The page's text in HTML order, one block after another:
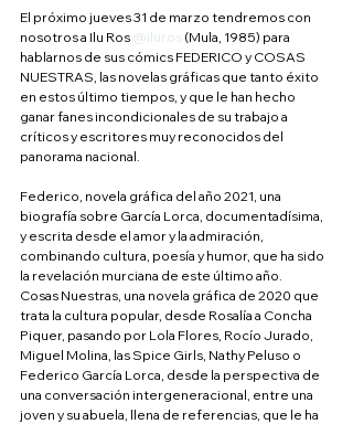
El próximo jueves 31 de marzo tendremos con
nosotros a Ilu Ros @iluros (Mula, 1985) para
hablarnos de sus cómics FEDERICO y COSAS
NUESTRAS, las novelas gráficas que tanto éxito
en estos último tiempos, y que le han hecho
ganar fanes incondicionales de su trabajo a
críticos y escritores muy reconocidos del
panorama nacional.
Federico, novela gráfica del año 2021, una
biografía sobre García Lorca, documentadísima,
y escrita desde el amor y la admiración,
combinando cultura, poesía y humor, que ha sido
la revelación murciana de este último año.
Cosas Nuestras, una novela gráfica de 2020 que
trata la cultura popular, desde Rosalía a Concha
Piquer, pasando por Lola Flores, Rocío Jurado,
Miguel Molina, las Spice Girls, Nathy Peluso o
Federico García Lorca, desde la perspectiva de
una conversación intergeneracional, entre una
joven y su abuela, llena de referencias, que le ha